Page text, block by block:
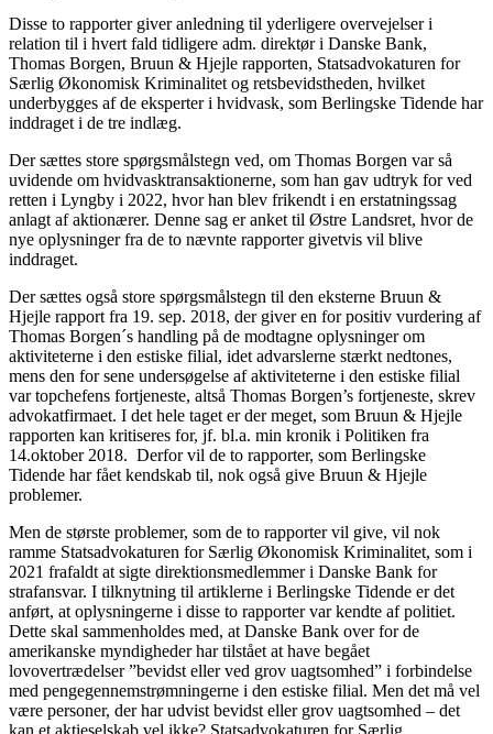
Disse to rapporter giver anledning til yderligere overvejelser i
relation til i hvert fald tidligere adm. direktør i Danske Bank,
Thomas Borgen, Bruun & Hjejle rapporten, Statsadvokaturen for
Særlig Økonomisk Kriminalitet og retsbevidstheden, hvilket
underbygges af de eksperter i hvidvask, som Berlingske Tidende har
inddraget i de tre indlæg.
Der sættes store spørgsmålstegn ved, om Thomas Borgen var så
uvidende om hvidvasktransaktionerne, som han gav udtryk for ved
retten i Lyngby i 2022, hvor han blev frikendt i en erstatningssag
anlagt af aktionærer. Denne sag er anket til Østre Landsret, hvor de
nye oplysninger fra de to nævnte rapporter givetvis vil blive
inddraget.
Der sættes også store spørgsmålstegn til den eksterne Bruun &
Hjejle rapport fra 19. sep. 2018, der giver en for positiv vurdering af
Thomas Borgen´s handling på de modtagne oplysninger om
aktiviteterne i den estiske filial, idet advarslerne stærkt nedtones,
mens den for sene undersøgelse af aktiviteterne i den estiske filial
var topchefens fortjeneste, altså Thomas Borgen’s fortjeneste, skrev
advokatfirmaet. I det hele taget er der meget, som Bruun & Hjejle
rapporten kan kritiseres for, jf. bl.a. min kronik i Politiken fra
14.oktober 2018. Derfor vil de to rapporter, som Berlingske
Tidende har fået kendskab til, nok også give Bruun & Hjejle
problemer.
Men de største problemer, som de to rapporter vil give, vil nok
ramme Statsadvokaturen for Særlig Økonomisk Kriminalitet, som i
2021 frafaldt at sigte direktionsmedlemmer i Danske Bank for
strafansvar. I tilknytning til artiklerne i Berlingske Tidende er det
anført, at oplysningerne i disse to rapporter var kendte af politiet.
Dette skal sammenholdes med, at Danske Bank over for de
amerikanske myndigheder har tilstået at have begået
lovovertrædelser ”bevidst eller ved grov uagtsomhed” i forbindelse
med pengegennemstrømningerne i den estiske filial. Men det må vel
være personer, der har udvist bevidst eller grov uagtsomhed – det
kan et aktieselskab vel ikke? Statsadvokaturen for Særlig